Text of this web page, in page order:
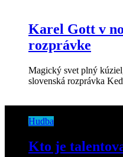
Karel Gott v
rozprávke
Magický svet plný
slovenská rozprávka
Hudba
Kto je